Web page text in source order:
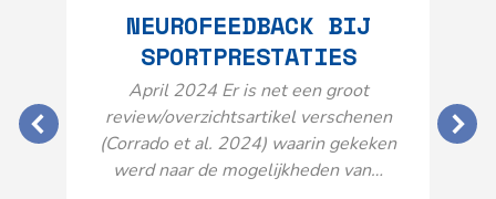
NEUROFEEDBACK BIJ
SPORTPRESTATIES
April 2024 Er is net een groot
review/overzichtsartikel verschenen
(Corrado et al. 2024) waarin gekeken
werd naar de mogelijkheden van…